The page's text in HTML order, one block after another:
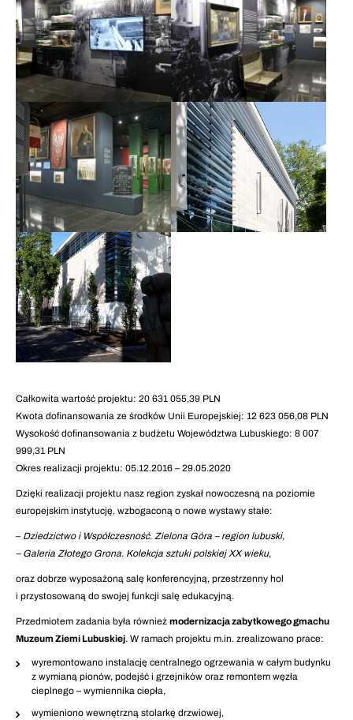
Całkowita wartość projektu: 20 631 055,39 PLN
Kwota dofinansowania ze środków Unii Europejskiej: 12 623 056,08 PLN
Wysokość dofinansowania z budżetu Województwa Lubuskiego: 8 007
999,31 PLN
Okres realizacji projektu: 05.12.2016 – 29.05.2020
Dzięki realizacji projektu nasz region zyskał nowoczesną na poziomie
europejskim instytucję, wzbogaconą o nowe wystawy stałe:
– Dziedzictwo i Współczesność. Zielona Góra – region lubuski,
– Galeria Złotego Grona. Kolekcja sztuki polskiej XX wieku,
oraz dobrze wyposażoną salę konferencyjną, przestrzenny hol
i przystosowaną do swojej funkcji salę edukacyjną.
Przedmiotem zadania była również modernizacja zabytkowego gmachu
Muzeum Ziemi Lubuskiej. W ramach projektu m.in. zrealizowano prace:
wyremontowano instalację centralnego ogrzewania w całym budynku
z wymianą pionów, podejść i grzejników oraz remontem węzła
cieplnego – wymiennika ciepła,
wymieniono wewnętrzną stolarkę drzwiowej,